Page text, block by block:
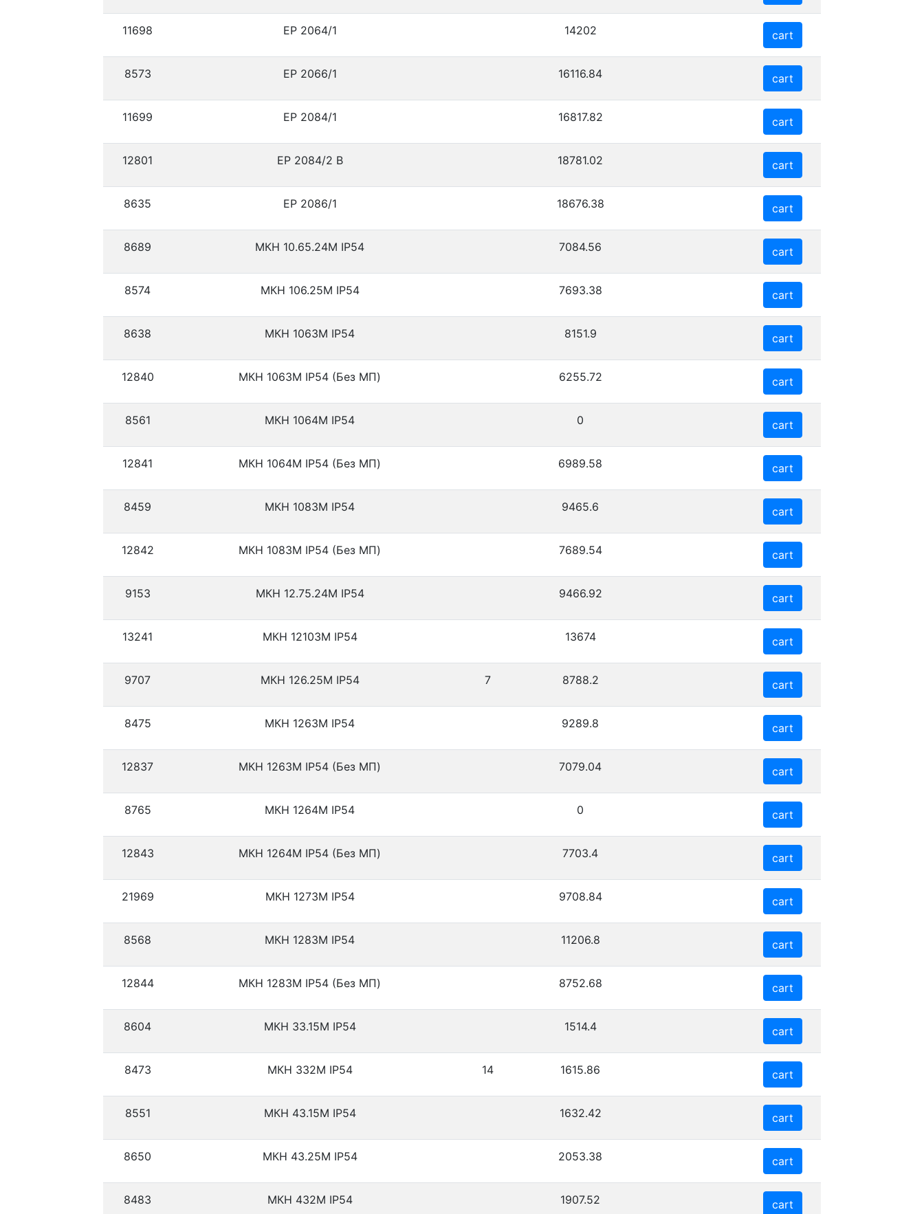
11698 ЕР 2064/1 14202 cart
8573 ЕР 2066/1 16116.84 cart
11699 ЕР 2084/1 16817.82 cart
12801 ЕР 2084/2 В 18781.02 cart
8635 ЕР 2086/1 18676.38 cart
8689 МКН 10.65.24М IP54 7084.56 cart
8574 МКН 106.25М IP54 7693.38 cart
8638 МКН 1063М IP54 8151.9 cart
12840 МКН 1063М IP54 (Без МП) 6255.72 cart
8561 МКН 1064М IP54 0 cart
12841 МКН 1064М IP54 (Без МП) 6989.58 cart
8459 МКН 1083М IP54 9465.6 cart
12842 МКН 1083М IP54 (Без МП) 7689.54 cart
9153 МКН 12.75.24М IP54 9466.92 cart
13241 МКН 12103М IP54 13674 cart
9707 МКН 126.25М IP54 7 8788.2 cart
8475 МКН 1263М IP54 9289.8 cart
12837 МКН 1263М IP54 (Без МП) 7079.04 cart
8765 МКН 1264М IP54 0 cart
12843 МКН 1264М IP54 (Без МП) 7703.4 cart
21969 МКН 1273М IP54 9708.84 cart
8568 МКН 1283М IP54 11206.8 cart
12844 МКН 1283М IP54 (Без МП) 8752.68 cart
8604 МКН 33.15М IP54 1514.4 cart
8473 МКН 332М IP54 14 1615.86 cart
8551 МКН 43.15М IP54 1632.42 cart
8650 МКН 43.25М IP54 2053.38 cart
8483 МКН 432М IP54 1907.52 cart